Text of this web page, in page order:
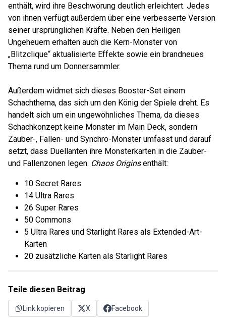
enthält, wird ihre Beschwörung deutlich erleichtert. Jedes
von ihnen verfügt außerdem über eine verbesserte Version
seiner ursprünglichen Kräfte. Neben den Heiligen
Ungeheuern erhalten auch die Kern-Monster von
„Blitzclique“ aktualisierte Effekte sowie ein brandneues
Thema rund um Donnersammler.
Außerdem widmet sich dieses Booster-Set einem
Schachthema, das sich um den König der Spiele dreht. Es
handelt sich um ein ungewöhnliches Thema, da dieses
Schachkonzept keine Monster im Main Deck, sondern
Zauber-, Fallen- und Synchro-Monster umfasst und darauf
setzt, dass Duellanten ihre Monsterkarten in die Zauber-
und Fallenzonen legen. Chaos Originsenthält:
10 Secret Rares
14 Ultra Rares
26 Super Rares
50 Commons
5 Ultra Rares und Starlight Rares als Extended-Art-
Karten
20 zusätzliche Karten als Starlight Rares
Teile diesen Beitrag
Link kopieren X Facebook